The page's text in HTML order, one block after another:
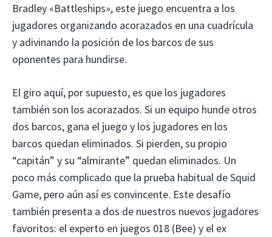
Bradley «Battleships», este juego encuentra a los
jugadores organizando acorazados en una cuadrícula
y adivinando la posición de los barcos de sus
oponentes para hundirse.
El giro aquí, por supuesto, es que los jugadores
también son los acorazados. Si un equipo hunde otros
dos barcos, gana el juego y los jugadores en los
barcos quedan eliminados. Si pierden, su propio
“capitán” y su “almirante” quedan eliminados. Un
poco más complicado que la prueba habitual de Squid
Game, pero aún así es convincente. Este desafío
también presenta a dos de nuestros nuevos jugadores
favoritos: el experto en juegos 018 (Bee) y el ex